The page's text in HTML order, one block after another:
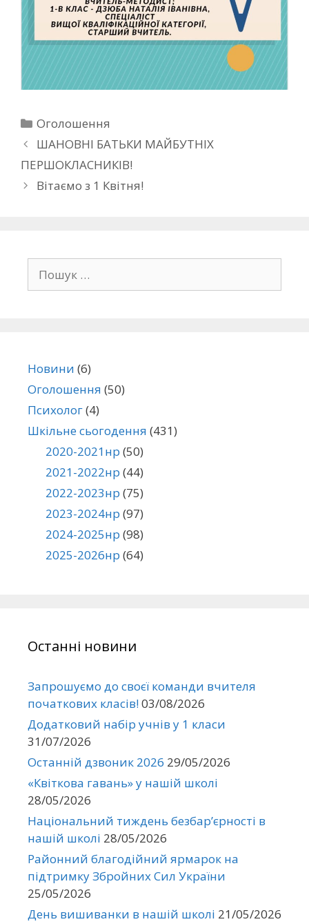
Оголошення
ШАНОВНІ БАТЬКИ МАЙБУТНІХ
ПЕРШОКЛАСНИКІВ!
Вітаємо з 1 Квітня!
Новини (6)
Оголошення (50)
Психолог(4)
Шкільне сьогодення (431)
2020-2021нр (50)
2021-2022нр (44)
2022-2023нр (75)
2023-2024нр (97)
2024-2025нр (98)
2025-2026нр (64)
Останні новини
Запрошуємо до своєї команди вчителя
початкових класів!03/08/2026
Додатковий набір учнів у 1 класи
31/07/2026
Останній дзвоник 2026 29/05/2026
«Квіткова гавань» у нашій школі
28/05/2026
Національний тиждень безбар’єрності в
нашій школі 28/05/2026
Районний благодійний ярмарок на
підтримку Збройних Сил України
25/05/2026
День вишиванки в нашій школі 21/05/2026